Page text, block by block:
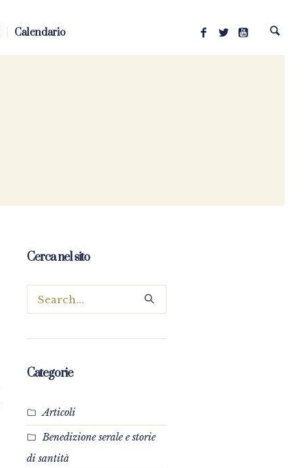
Calendario
Cerca nel sito
Categorie
Articoli
Benedizione serale e storie
di santità